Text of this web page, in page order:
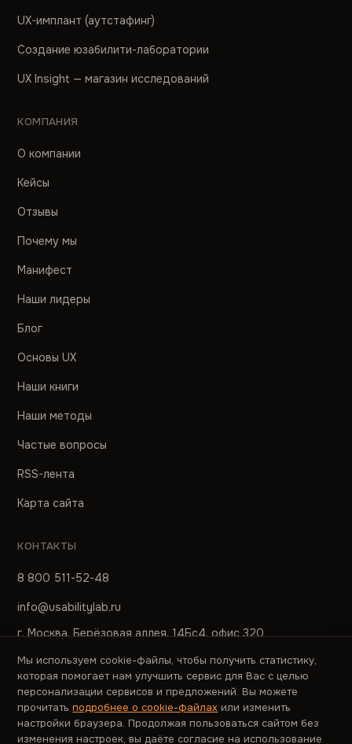
UX-имплант (аутстафинг)
Создание юзабилити-лаборатории
UX Insight — магазин исследований
КОМПАНИЯ
О компании
Кейсы
Отзывы
Почему мы
Манифест
Наши лидеры
Блог
Основы UX
Наши книги
Наши методы
Частые вопросы
RSS-лента
Карта сайта
КОНТАКТЫ
8 800 511-52-48
info@usabilitylab.ru
г. Москва, Берёзовая аллея, 14Бс4, офис 320
ПРЕСС-СЛУЖБА
pr@usabilitylab.ru
Мы используем cookie-файлы, чтобы получить статистику,
которая помогает нам улучшить сервис для Вас с целью
персонализации сервисов и предложений. Вы можете
прочитатьподробнее о cookie-файлах или изменить
настройки браузера. Продолжая пользоваться сайтом без
изменения настроек, вы даёте согласие на использование